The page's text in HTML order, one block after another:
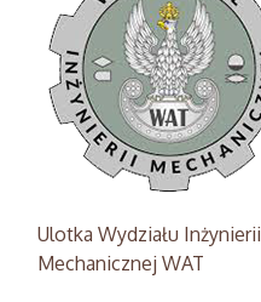
Ulotka Wydziału Inżynierii
Mechanicznej WAT